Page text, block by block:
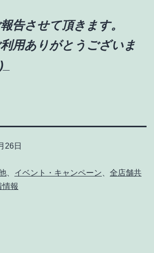
告させて頂きます。
用ありがとうございま
26日
イベント・キャンペーン
全店舗共
情報